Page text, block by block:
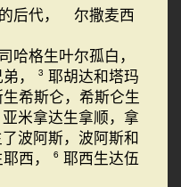
后代， 尔撒麦西
哈格生叶尔孤白，
，
3 耶胡达和塔玛
希斯仑，希斯仑生
米拿达生拿顺，拿
波阿斯，波阿斯和
西，
6 耶西生达伍